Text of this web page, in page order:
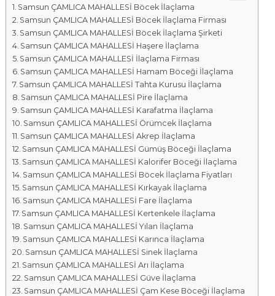
a
l
a
r
ı
Samsun ÇAMLICA MAHALLESİ Böcek İlaçlama
Samsun ÇAMLICA MAHALLESİ Böcek İlaçlama Firması
Samsun ÇAMLICA MAHALLESİ Böcek İlaçlama Şirketi
Samsun ÇAMLICA MAHALLESİ Haşere İlaçlama
Samsun ÇAMLICA MAHALLESİ İlaçlama Firması
Samsun ÇAMLICA MAHALLESİ Hamam Böceği İlaçlama
Samsun ÇAMLICA MAHALLESİ Tahta Kurusu İlaçlama
Samsun ÇAMLICA MAHALLESİ Pire İlaçlama
Samsun ÇAMLICA MAHALLESİ Karafatma İlaçlama
Samsun ÇAMLICA MAHALLESİ Örümcek İlaçlama
Samsun ÇAMLICA MAHALLESİ Akrep İlaçlama
Samsun ÇAMLICA MAHALLESİ Gümüş Böceği İlaçlama
Samsun ÇAMLICA MAHALLESİ Kalorifer Böceği İlaçlama
Samsun ÇAMLICA MAHALLESİ Böcek İlaçlama Fiyatları
Samsun ÇAMLICA MAHALLESİ Kırkayak İlaçlama
Samsun ÇAMLICA MAHALLESİ Fare İlaçlama
Samsun ÇAMLICA MAHALLESİ Kertenkele İlaçlama
Samsun ÇAMLICA MAHALLESİ Yılan İlaçlama
Samsun ÇAMLICA MAHALLESİ Karınca İlaçlama
Samsun ÇAMLICA MAHALLESİ Sinek İlaçlama
Samsun ÇAMLICA MAHALLESİ Arı İlaçlama
Samsun ÇAMLICA MAHALLESİ Güve İlaçlama
Samsun ÇAMLICA MAHALLESİ Çam Kese Böceği İlaçlama